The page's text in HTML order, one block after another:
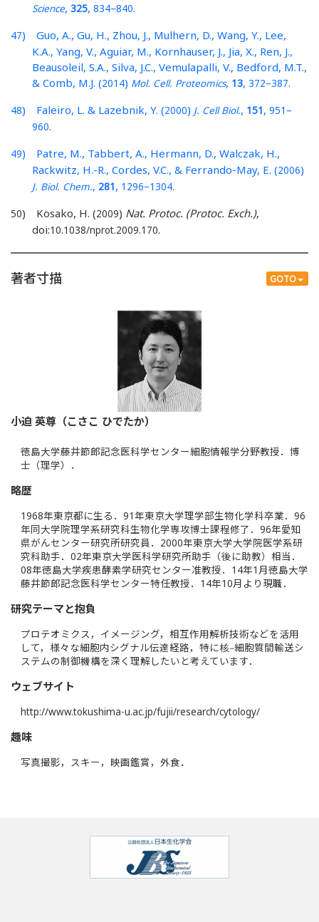
Science, 325, 834–840.
47) Guo, A., Gu, H., Zhou, J., Mulhern, D., Wang, Y., Lee,
K.A., Yang, V., Aguiar, M., Kornhauser, J., Jia, X., Ren, J.,
Beausoleil, S.A., Silva, J.C., Vemulapalli, V., Bedford, M.T.,
& Comb, M.J. (2014) Mol. Cell. Proteomics, 13, 372–387.
48) Faleiro, L. & Lazebnik, Y. (2000) J. Cell Biol., 151, 951 –
960.
49) Patre, M., Tabbert, A., Hermann, D., Walczak, H.,
Rackwitz, H.-R., Cordes, V.C., & Ferrando-May, E. (2006)
J. Biol. Chem., 281, 1296–1304.
50) Kosako, H. (2009) Nat. Protoc. (Protoc. Exch.),
doi:10.1038/nprot.2009.170.
GOTO
著者寸描
小迫 英尊（こさこ ひでたか）
徳島大学藤井節郎記念医科学センター細胞情報学分野教授．博
士（理学）．
略歴
1968年東京都に生る．91年東京大学理学部生物化学科卒業．96
年同大学院理学系研究科生物化学専攻博士課程修了．96年愛知
県がんセンター研究所研究員．2000年東京大学大学院医学系研
究科助手．02年東京大学医科学研究所助手（後に助教）相当．
08年徳島大学疾患酵素学研究センター准教授．14年1月徳島大学
藤井節郎記念医科学センター特任教授．14年10月より現職．
研究テーマと抱負
プロテオミクス，イメージング，相互作用解析技術などを活用
して，様々な細胞内シグナル伝達経路，特に核‒細胞質間輸送シ
ステムの制御機構を深く理解したいと考えています．
ウェブサイト
http://www.tokushima-u.ac.jp/fujii/research/cytology/
趣味
写真撮影，スキー，映画鑑賞，外食．